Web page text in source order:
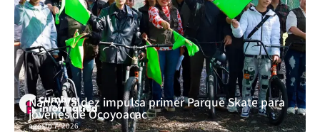
Nancy Valdez impulsa primer Parque Skate para
jóvenes de Ocoyoacac
agosto 7, 2026